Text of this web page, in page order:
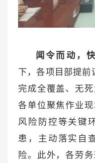
闻令而动，
下，各项目部提前
完成全覆盖、无
各单位聚焦作业
风险防控等关键
患，主动落实自
险。此外，各劳